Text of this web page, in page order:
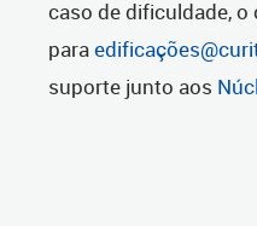
caso de dificuldade, o
para
suporte junto aos